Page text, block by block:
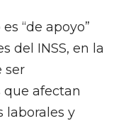
“de apoyo”
del INSS, en la
ser
afectan
laborales y